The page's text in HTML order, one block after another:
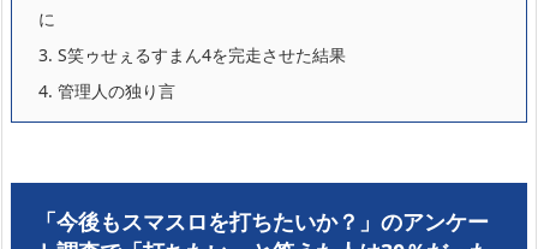
に
3. S笑ゥせぇるすまん4を完走させた結果
4. 管理人の独り言
「今後もスマスロを打ちたいか？」のアンケー